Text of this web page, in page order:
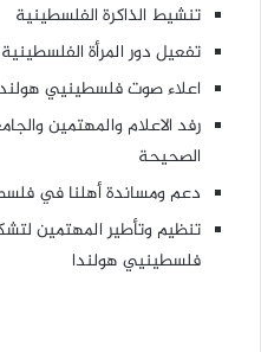
تنشيط الذاكرة الفلسطينية
تفعيل دور المرأة الفلسطينية
اعلاء صوت فلسطينيي
رفد الاعلام والمهتمين
الصحيحة
دعم ومساندة أهلنا في
تنظيم وتأطير المهتمين
فلسطينيي هولندا